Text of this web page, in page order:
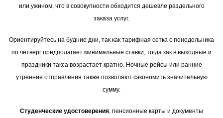
или ужином, что в совокупности обходится дешевле раздельного
заказа услуг.
Ориентируйтесь на будние дни, так как тарифная сетка с понедельника
по четверг предполагает минимальные ставки, тогда как в выходные и
праздники такса возрастает кратно. Ночные рейсы или ранние
утренние отправления также позволяют сэкономить значительную
сумму.
Студенческие удостоверения, пенсионные карты и документы